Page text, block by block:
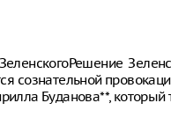
сознательной
Буданова**,